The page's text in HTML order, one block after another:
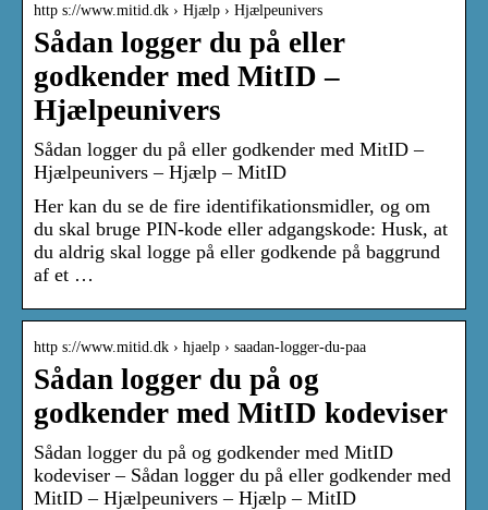
http s://www.mitid.dk › Hjælp › Hjælpeunivers
Sådan logger du på eller
godkender med MitID –
Hjælpeunivers
Sådan logger du på eller godkender med MitID –
Hjælpeunivers – Hjælp – MitID
Her kan du se de fire identifikationsmidler, og om
du skal bruge PIN-kode eller adgangskode: Husk, at
du aldrig skal logge på eller godkende på baggrund
af et …
http s://www.mitid.dk › hjaelp › saadan-logger-du-paa
Sådan logger du på og
godkender med MitID kodeviser
Sådan logger du på og godkender med MitID
kodeviser – Sådan logger du på eller godkender med
MitID – Hjælpeunivers – Hjælp – MitID